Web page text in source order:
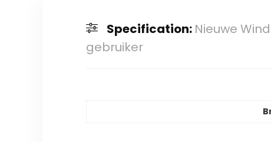
Specification: Nieuwe
gebruiker